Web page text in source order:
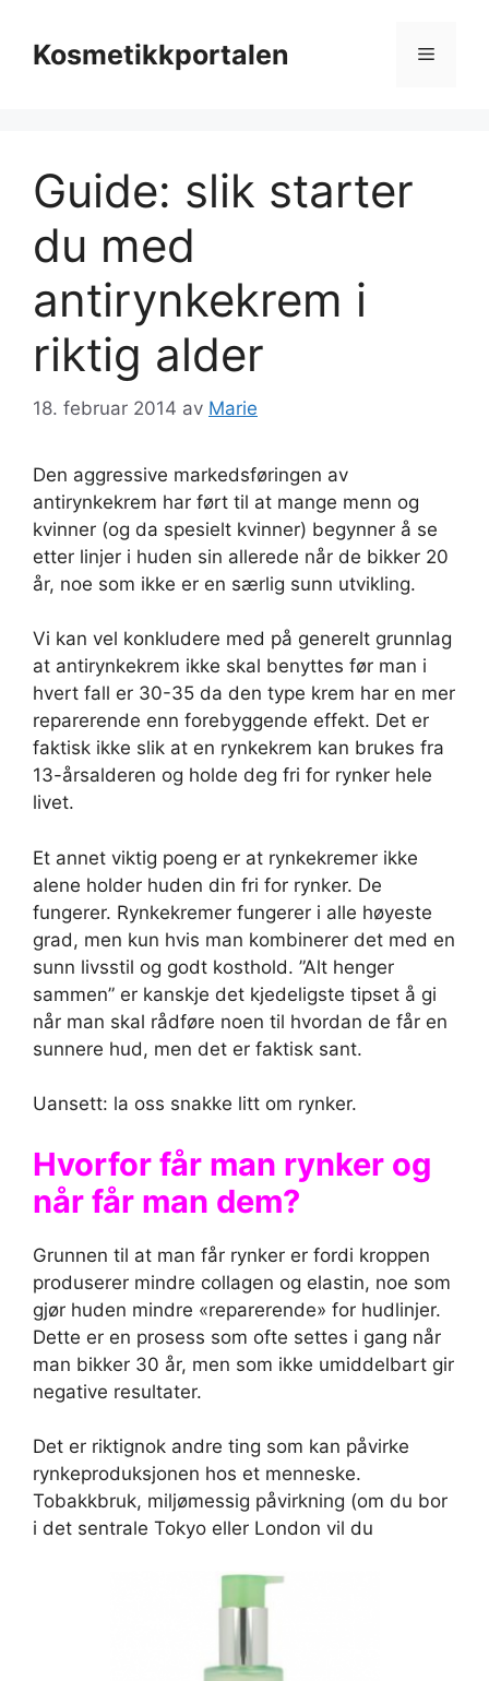
innholdKosmetikkportalen Meny
Guide: slik starter
du med
antirynkekrem i
riktig alder
18. februar 2014 av Marie
Den aggressive markedsføringen av
antirynkekrem har ført til at mange menn og
kvinner (og da spesielt kvinner) begynner å se
etter linjer i huden sin allerede når de bikker 20
år, noe som ikke er en særlig sunn utvikling.
Vi kan vel konkludere med på generelt grunnlag
at antirynkekrem ikke skal benyttes før man i
hvert fall er 30-35 da den type krem har en mer
reparerende enn forebyggende effekt. Det er
faktisk ikke slik at en rynkekrem kan brukes fra
13-årsalderen og holde deg fri for rynker hele
livet.
Et annet viktig poeng er at rynkekremer ikke
alene holder huden din fri for rynker. De
fungerer. Rynkekremer fungerer i alle høyeste
grad, men kun hvis man kombinerer det med en
sunn livsstil og godt kosthold. ”Alt henger
sammen” er kanskje det kjedeligste tipset å gi
når man skal rådføre noen til hvordan de får en
sunnere hud, men det er faktisk sant.
Uansett: la oss snakke litt om rynker.
Hvorfor får man rynker og
når får man dem?
Grunnen til at man får rynker er fordi kroppen
produserer mindre collagen og elastin, noe som
gjør huden mindre «reparerende» for hudlinjer.
Dette er en prosess som ofte settes i gang når
man bikker 30 år, men som ikke umiddelbart gir
negative resultater.
Det er riktignok andre ting som kan påvirke
rynkeproduksjonen hos et menneske.
Tobakkbruk, miljømessig påvirkning (om du bor
i det sentrale Tokyo eller London vil du